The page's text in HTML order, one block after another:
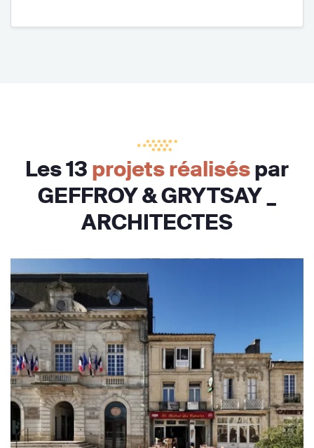
Les 13 projets réaliséspar
GEFFROY & GRYTSAY _
ARCHITECTES